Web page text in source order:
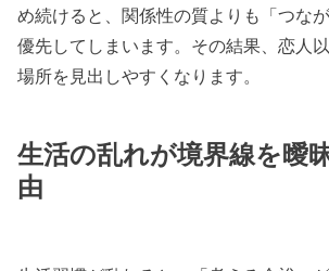
め続けると、関係性の質よりも「つな
優先してしまいます。その結果、恋人
場所を見出しやすくなります。
生活の乱れが境界線を曖
由